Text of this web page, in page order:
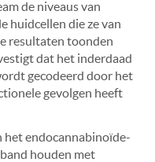
de niveaus van
huidcellen die ze van
resultaten toonden
dat het inderdaad
gecodeerd door het
gevolgen heeft
endocannabinoïde-
houden met